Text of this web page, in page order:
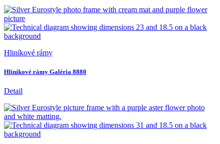
Hliníkové rámy
Hliníkové rámy Galéria 8880
Detail